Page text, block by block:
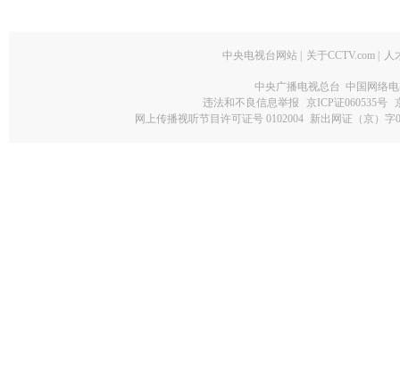
中央电视台网站 关于CCTV.com 人
中央广播电视总台 中国网络
违法和不良信息举报
京ICP证060535号
网上传播视听节目许可证号 0102004 新出网证（京）